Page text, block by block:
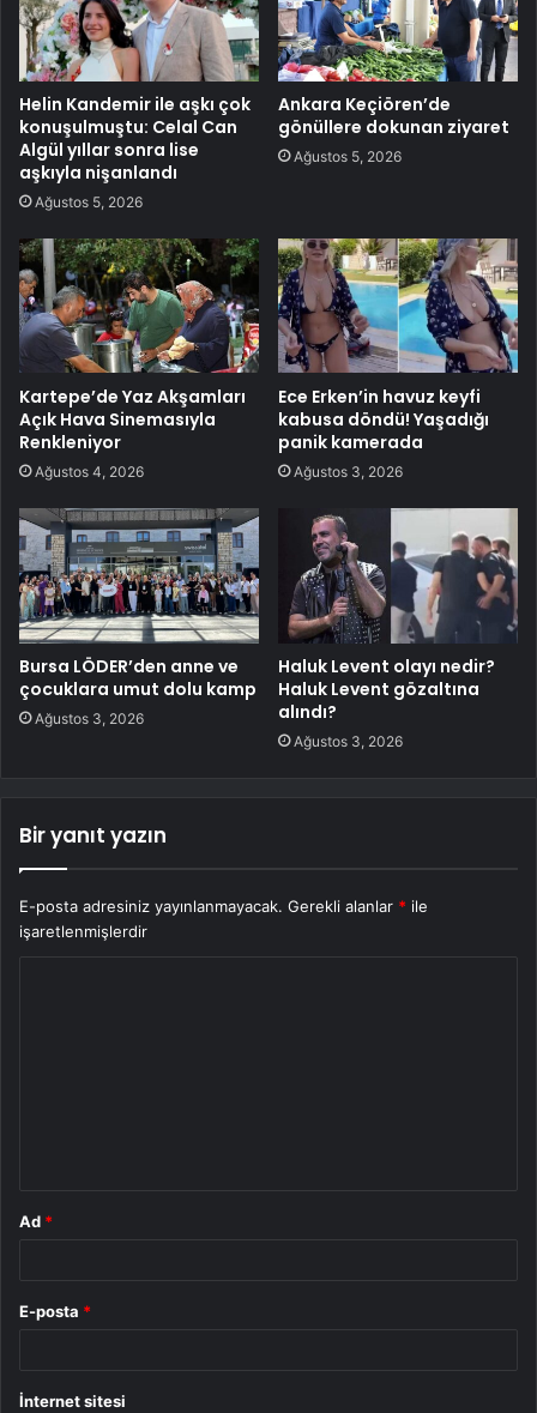
Helin Kandemir ile aşkı çok
konuşulmuştu: Celal Can
Algül yıllar sonra lise
aşkıyla nişanlandı
Ağustos 5, 2026
Ankara Keçiören’de
gönüllere dokunan ziyaret
Ağustos 5, 2026
Kartepe’de Yaz Akşamları
Açık Hava Sinemasıyla
Renkleniyor
Ağustos 4, 2026
Ece Erken’in havuz keyfi
kabusa döndü! Yaşadığı
panik kamerada
Ağustos 3, 2026
Bursa LÖDER’den anne ve
çocuklara umut dolu kamp
Ağustos 3, 2026
Haluk Levent olayı nedir?
Haluk Levent gözaltına
alındı?
Ağustos 3, 2026
Bir yanıt yazın
E-posta adresiniz yayınlanmayacak. Gerekli alanlar * ile
işaretlenmişlerdir
Ad *
E-posta *
İnternet sitesi